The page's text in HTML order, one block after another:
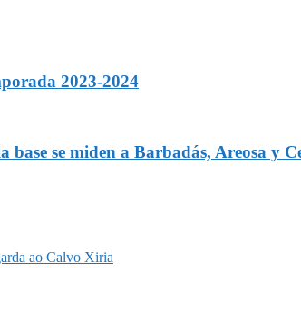
2023-2024
base se miden a Barbadás, Areosa y
ao Calvo Xiria